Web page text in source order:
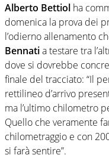
Alberto Bettiol ha
domenica la prova dei
l’odierno allenamento
Bennatia testare tra
dove si dovrebbe
finale del tracciato: “Il
rettilineo d’arrivo
ma l’ultimo chilometro
Quello che veramente
chilometraggio e con
si farà sentire”.